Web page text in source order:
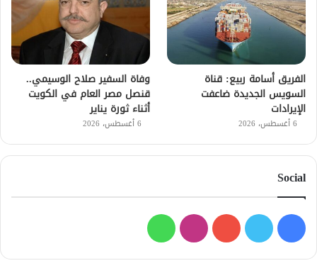
الفريق أسامة ربيع: قناة
السويس الجديدة ضاعفت
الإيرادات
6 أغسطس، 2026
وفاة السفير صلاح الوسيمي..
قنصل مصر العام في الكويت
أثناء ثورة يناير
6 أغسطس، 2026
Social
فيسبوك
تويتر يوتيوبانستقرامواتساب